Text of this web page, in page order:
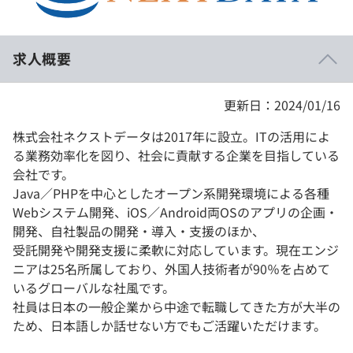
インタビュー
就活成功ガイド
プラン
法人向けプラン
学校向けプラン
契約内容・クーポン
求人概要
更新日：2024/01/16
株式会社ネクストデータは2017年に設立。ITの活用によ
る業務効率化を図り、社会に貢献する企業を目指している
会社です。
Java／PHPを中心としたオープン系開発環境による各種
Webシステム開発、iOS／Android両OSのアプリの企画・
開発、自社製品の開発・導入・支援のほか、
受託開発や開発支援に柔軟に対応しています。現在エンジ
ニアは25名所属しており、外国人技術者が90％を占めて
いるグローバルな社風です。
社員は日本の一般企業から中途で転職してきた方が大半の
ため、日本語しか話せない方でもご活躍いただけます。